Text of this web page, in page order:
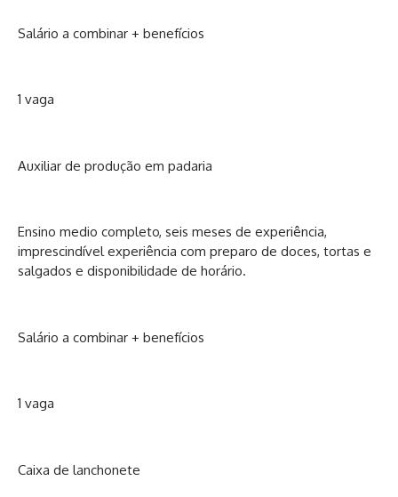
Salário a combinar + benefícios
1 vaga
Auxiliar de produção em padaria
Ensino medio completo, seis meses de experiência,
imprescindível experiência com preparo de doces, tortas e
salgados e disponibilidade de horário.
Salário a combinar + benefícios
1 vaga
Caixa de lanchonete